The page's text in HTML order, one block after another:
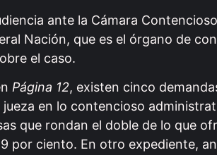
ante la Cámara
Nación, que es el órgano de
el caso.
Página 12, existen cinco
en lo contencioso
que rondan el doble de lo que
por ciento. En otro expediente,